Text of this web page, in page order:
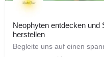
Neophyten entdecken und
herstellen